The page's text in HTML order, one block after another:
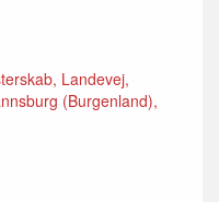
Landevej,
(Burgenland),